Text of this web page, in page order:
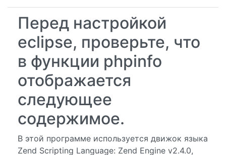
Перед настройкой
eclipse, проверьте, что
в функции phpinfo
отображается
следующее
содержимое.
В этой программе используется движок языка
Zend Scripting Language: Zend Engine v2.4.0,